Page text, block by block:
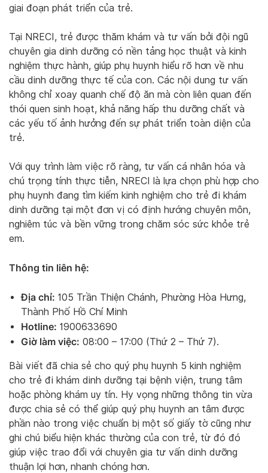
giai đoạn phát triển của trẻ.
Tại NRECI, trẻ được thăm khám và tư vấn bởi đội ngũ
chuyên gia dinh dưỡng có nền tảng học thuật và kinh
nghiệm thực hành, giúp phụ huynh hiểu rõ hơn về nhu
cầu dinh dưỡng thực tế của con. Các nội dung tư vấn
không chỉ xoay quanh chế độ ăn mà còn liên quan đến
thói quen sinh hoạt, khả năng hấp thu dưỡng chất và
các yếu tố ảnh hưởng đến sự phát triển toàn diện của
trẻ.
Với quy trình làm việc rõ ràng, tư vấn cá nhân hóa và
chú trọng tính thực tiễn, NRECI là lựa chọn phù hợp cho
phụ huynh đang tìm kiếm kinh nghiệm cho trẻ đi khám
dinh dưỡng tại một đơn vị có định hướng chuyên môn,
nghiêm túc và bền vững trong chăm sóc sức khỏe trẻ
em.
Thông tin liên hệ:
Địa chỉ: 105 Trần Thiện Chánh, Phường Hòa Hưng,
Thành Phố Hồ Chí Minh
Hotline: 1900633690
Giờ làm việc: 08:00 – 17:00 (Thứ 2 – Thứ 7).
Bài viết đã chia sẻ cho quý phụ huynh 5 kinh nghiệm
cho trẻ đi khám dinh dưỡng tại bệnh viện, trung tâm
hoặc phòng khám uy tín. Hy vọng những thông tin vừa
được chia sẻ có thể giúp quý phụ huynh an tâm được
phần nào trong việc chuẩn bị một số giấy tờ cũng như
ghi chú biểu hiện khác thường của con trẻ, từ đó đó
giúp việc trao đổi với chuyên gia tư vấn dinh dưỡng
thuận lợi hơn, nhanh chóng hơn.